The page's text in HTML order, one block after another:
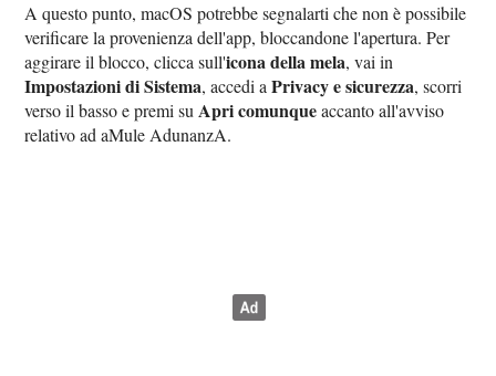
A questo punto, macOS potrebbe segnalarti che non è possibile
verificare la provenienza dell'app, bloccandone l'apertura. Per
aggirare il blocco, clicca sull'icona della mela, vai in
Impostazioni di Sistema, accedi aPrivacy e sicurezza, scorri
verso il basso e premi suApri comunqueaccanto all'avviso
relativo ad aMule AdunanzA.